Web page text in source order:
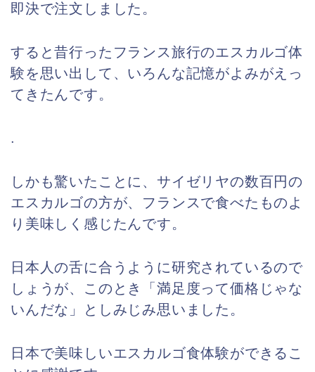
即決で注文しました。
すると昔行ったフランス旅行のエスカルゴ体
験を思い出して、いろんな記憶がよみがえっ
てきたんです。
.
しかも驚いたことに、サイゼリヤの数百円の
エスカルゴの方が、フランスで食べたものよ
り美味しく感じたんです。
日本人の舌に合うように研究されているので
しょうが、 このとき「満足度って価格じゃな
いんだな」としみじみ思いました。
日本で美味しいエスカルゴ食体験ができるこ